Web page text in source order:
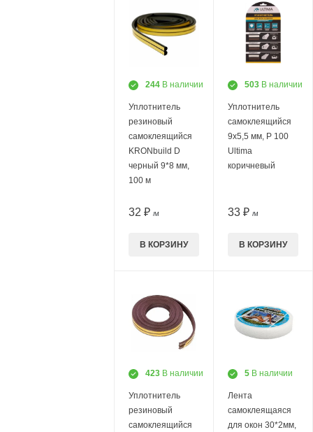
244 В наличии
Уплотнитель
резиновый
самоклеящийся
KRONbuild D
черный 9*8 мм,
100 м
32 ₽ /М
В КОРЗИНУ
503 В наличии
Уплотнитель
самоклеящийся
9х5,5 мм, P 100
Ultima
коричневый
33 ₽ /М
В КОРЗИНУ
423 В наличии
Уплотнитель
резиновый
самоклеящийся
5 В наличии
Лента
самоклеящаяся
для окон 30*2мм,